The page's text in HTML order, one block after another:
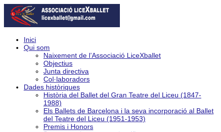
Inici
Qui som
Naixement de l’Associació LiceXballet
Objectius
Junta directiva
Col·laboradors
Dades històriques
Història del Ballet del Gran Teatre del Liceu (1847-
1988)
Els Ballets de Barcelona i la seva incorporació al Ballet
del Teatre del Liceu (1951-1953)
Premis i Honors